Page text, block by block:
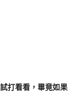
打看看，畢竟如果